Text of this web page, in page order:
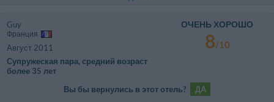
Guy
Франция
Август 2011
Супружеская пара, средний возраст
более 35 лет
ОЧЕНЬ ХОРОШО
8/10
Вы бы вернулись в этот отель?
ДА